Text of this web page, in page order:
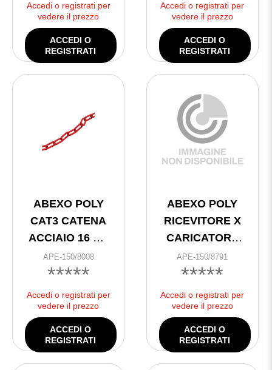
Accedi o registrati per
vedere il prezzo
ACCEDI O
REGISTRATI
Accedi o registrati per
vedere il prezzo
ACCEDI O
REGISTRATI
ABEXO POLY
CAT3 CATENA
ACCIAIO 16 MT
5mm ROSSA
APE-150/8008
*****
Accedi o registrati per
vedere il prezzo
ACCEDI O
REGISTRATI
ABEXO POLY
RICEVITORE X
CARICATORE
POLY/ELIOX
SOLARE VER.19
APE-150/8791
*****
Accedi o registrati per
vedere il prezzo
ACCEDI O
REGISTRATI